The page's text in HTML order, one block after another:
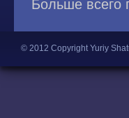
Больше всего
© 2012 Copyright Yuriy